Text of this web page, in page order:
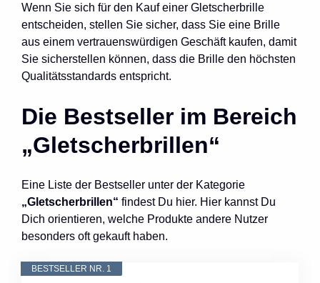
Wenn Sie sich für den Kauf einer Gletscherbrille
entscheiden, stellen Sie sicher, dass Sie eine Brille
aus einem vertrauenswürdigen Geschäft kaufen, damit
Sie sicherstellen können, dass die Brille den höchsten
Qualitätsstandards entspricht.
Die Bestseller im Bereich
„Gletscherbrillen“
Eine Liste der Bestseller unter der Kategorie
„Gletscherbrillen“ findest Du hier. Hier kannst Du
Dich orientieren, welche Produkte andere Nutzer
besonders oft gekauft haben.
BESTSELLER NR. 1